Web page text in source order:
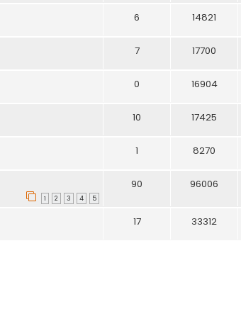
6 14821
7 17700
0 16904
10 17425
1 8270
1 2 3 4 5
90 96006
17 33312